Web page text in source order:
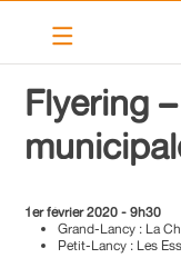
Le PDC Lancy
Election au CA
Elections 2020 – 2025
Programme 2020-
Flyering
1er février 2020 - 9h30
Grand-Lancy : La
Petit-Lancy : Les